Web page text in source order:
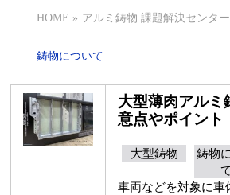
HOME » アルミ鋳物 課題解決センタ
鋳物について
大型薄肉アルミ
意点やポイント
大型鋳物
鋳物
て
車両などを対象に車